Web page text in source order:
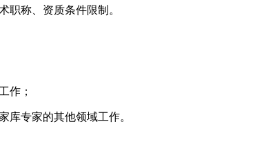
职称、资质条件限制。
作；
库专家的其他领域工作。